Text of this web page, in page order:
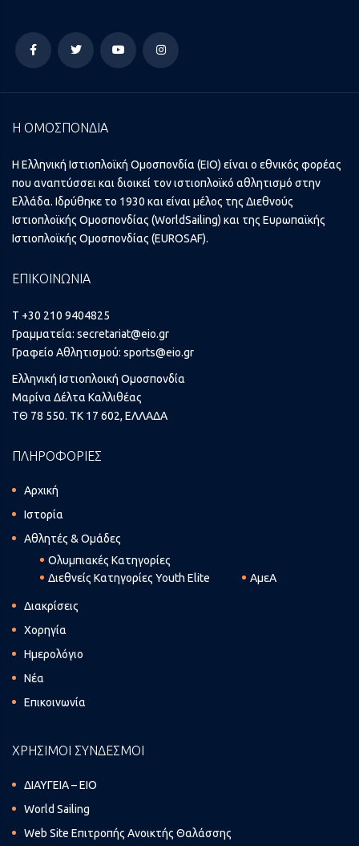
Η ΟΜΟΣΠΟΝΔΙΑ
Η Ελληνική Ιστιοπλοϊκή Ομοσπονδία (ΕΙΟ) είναι ο εθνικός φορέας
που αναπτύσσει και διοικεί τον ιστιοπλοϊκό αθλητισμό στην
Ελλάδα. Ιδρύθηκε το 1930 και είναι μέλος της Διεθνούς
Ιστιοπλοϊκής Ομοσπονδίας (WorldSailing) και της Ευρωπαϊκής
Ιστιοπλοϊκής Ομοσπονδίας (EUROSAF).
ΕΠΙΚΟΙΝΩΝΙΑ
T +30 210 9404825
Γραμματεία: secretariat@eio.gr
Γραφείο Αθλητισμού: sports@eio.gr
Ελληνική Ιστιοπλοική Ομοσπονδία
Μαρίνα Δέλτα Καλλιθέας
ΤΘ 78 550. ΤΚ 17 602, ΕΛΛΑΔΑ
ΠΛΗΡΟΦΟΡΙΕΣ
Αρχική
Ιστορία
Αθλητές & Ομάδες
Ολυμπιακές Κατηγορίες
Διεθνείς Κατηγορίες Youth Elite
ΑμεΑ
Διακρίσεις
Χορηγία
Ημερολόγιο
Νέα
Επικοινωνία
ΧΡΗΣΙΜΟΙ ΣΥΝΔΕΣΜΟΙ
ΔΙΑΥΓΕΙΑ – ΕΙΟ
World Sailing
Web Site Επιτροπής Ανοικτής Θαλάσσης